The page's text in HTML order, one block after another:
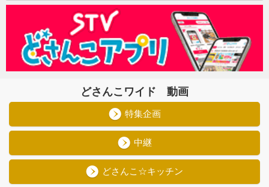
どさんこワイド 動画
特集企画
中継
どさんこ☆キッチン